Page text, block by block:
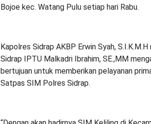
Bojoe kec. Watang Pulu setiap hari Rabu.
Kapolres Sidrap AKBP Erwin Syah,
Sidrap IPTU Malkadri Ibrahim, SE.,MM
bertujuan untuk memberikan pelayanan
Satpas SIM Polres Sidrap.